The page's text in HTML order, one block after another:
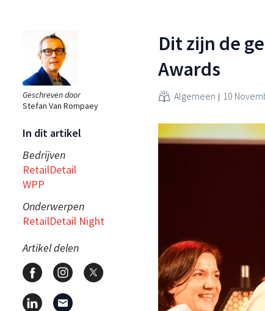
Geschreven door
Stefan Van Rompaey
In dit artikel
Bedrijven
RetailDetail
WPP
Onderwerpen
RetailDetail Night
Artikel delen
Dit zijn de
Awards
Algemeen 10